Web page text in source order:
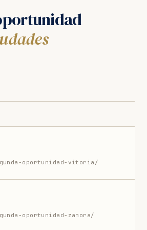
oportunidad-vitoria/
oportunidad-zamora/